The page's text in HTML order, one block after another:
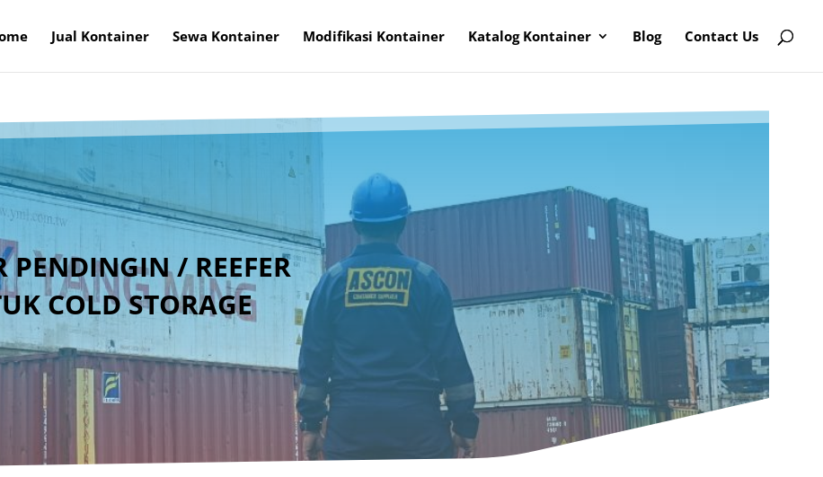
Jual Kontainer Sewa Kontainer Modifikasi Kontainer Katalog Kontainer Blog Contact Us
PENDINGIN / REEFER
COLD STORAGE